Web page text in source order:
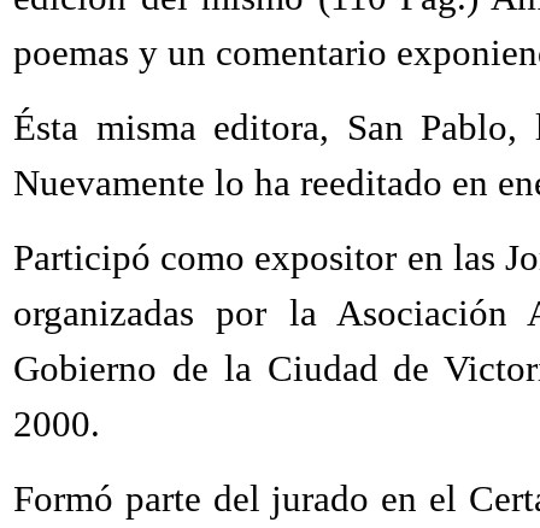
poemas y un comentario
Ésta misma editora, San
Nuevamente lo ha reeditado en
Participó como expositor en las
organizadas por la Asociación
Gobierno de la Ciudad de
2000.
Formó parte del jurado en el